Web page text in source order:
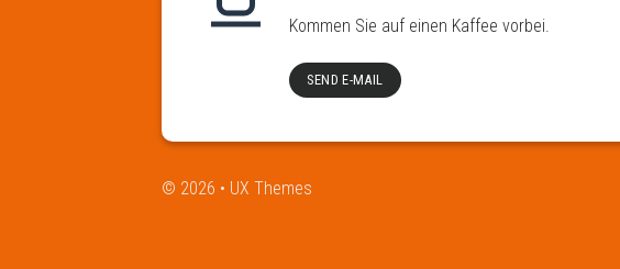
Kommen Sie auf einen Kaffee vorbei.
SEND E-MAIL
© 2026 • UX Themes